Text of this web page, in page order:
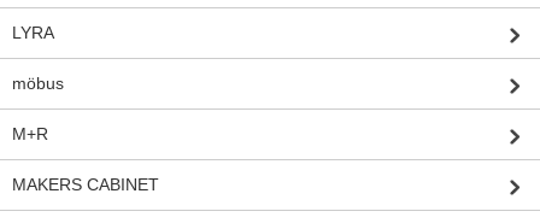
LYRA
möbus
M+R
MAKERS CABINET